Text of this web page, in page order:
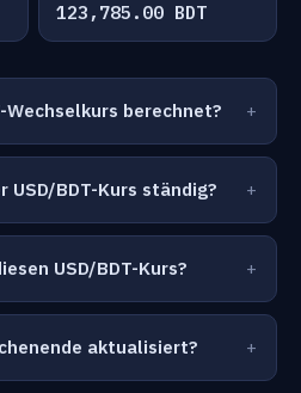
123,785.00 BDT
Wechselkurs berechnet?
USD/BDT-Kurs ständig?
USD/BDT-Kurs?
aktualisiert?